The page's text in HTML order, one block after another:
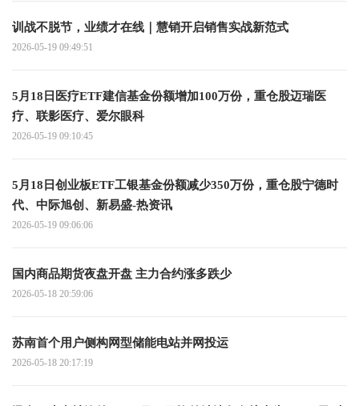
训战不脱节，业绩才在线｜慧销开启销售实战新范式
2026-05-19 09:49:51
5月18日医疗ETF建信基金份额增加100万份，重仓股迈瑞医
疗、联影医疗、爱尔眼科
2026-05-19 09:10:45
5月18日创业板ETF工银基金份额减少350万份，重仓股宁德时
代、中际旭创、新易盛-热资讯
2026-05-19 09:06:06
国内商品期货夜盘开盘 主力合约涨多跌少
2026-05-18 20:59:06
苏南首个用户侧构网型储能电站并网投运
2026-05-18 20:17:19